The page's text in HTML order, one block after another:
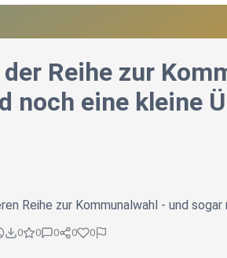
Reihe zur
noch eine kleine
Reihe zur Kommunalwahl - und
0 0 0 0 0